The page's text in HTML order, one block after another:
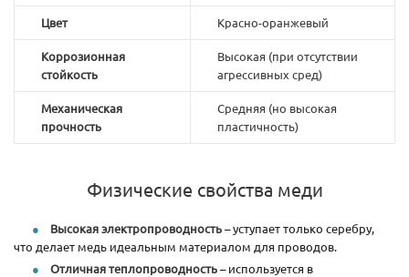
Цвет Красно-оранжевый
Коррозионная
стойкость
Высокая (при отсутствии
агрессивных сред)
Механическая
прочность
Средняя (но высокая
пластичность)
Физические свойства меди
Высокая электропроводность– уступает только серебру,
что делает медь идеальным материалом для проводов.
Отличная теплопроводность– используется в